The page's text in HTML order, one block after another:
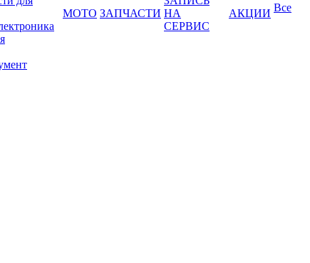
МОТО ЗАПЧАСТИ НА
СЕРВИС
АКЦИИ Все